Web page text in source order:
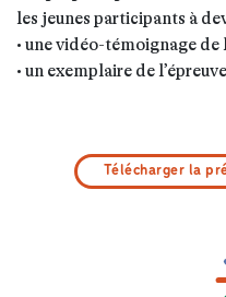
les jeunes participants à
• une vidéo-témoignage de
• un exemplaire de
Télécharger la